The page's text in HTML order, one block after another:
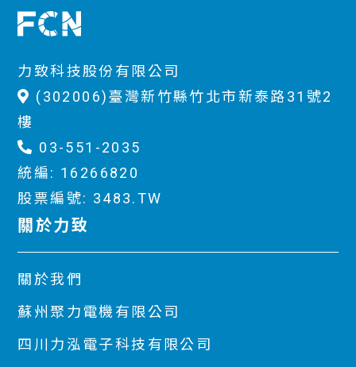
力致科技股份有限公司
(302006)臺灣新竹縣竹北市新泰路31號2
樓
03-551-2035
統編: 16266820
股票編號: 3483.TW
關於力致
關於我們
蘇州聚力電機有限公司
四川力泓電子科技有限公司